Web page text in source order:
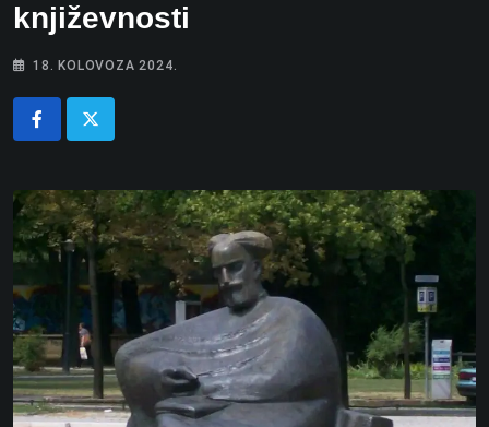
književnosti
18. KOLOVOZA 2024.